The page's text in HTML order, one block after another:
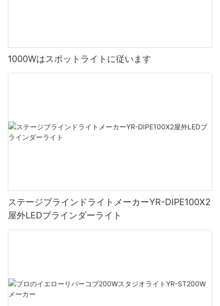
1000Wはスポットライトに従います
ステージブラインドライトメーカーYR-DIPE100X2
屋外LEDブラインダーライト